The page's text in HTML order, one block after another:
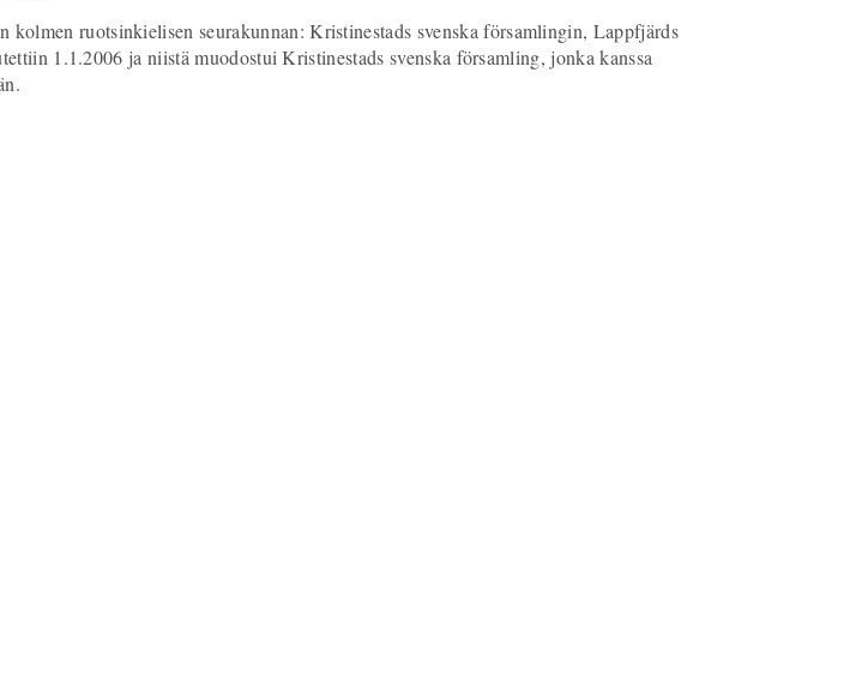
ruotsinkielisen seurakunnan: Kristinestads svenska församlingin, Lappfjärds
1.1.2006 ja niistä muodostui Kristinestads svenska församling, jonka kanssa